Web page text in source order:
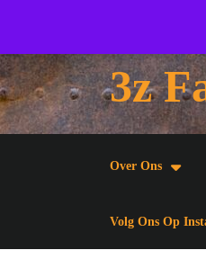
artikel
3z
Over Ons
Volg Ons Op